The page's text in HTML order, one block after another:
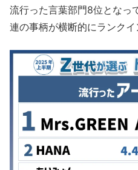
流行った言葉部門8位とな
連の事柄が横断的にランクイ